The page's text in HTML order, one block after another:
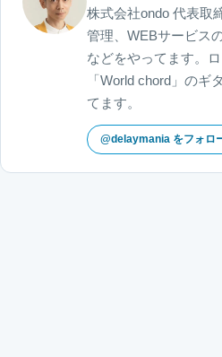
株式会社ondo 代表取
管理、WEBサービス
などをやってます。
「World chord」のギ
てます。
@delaymania をフォロ